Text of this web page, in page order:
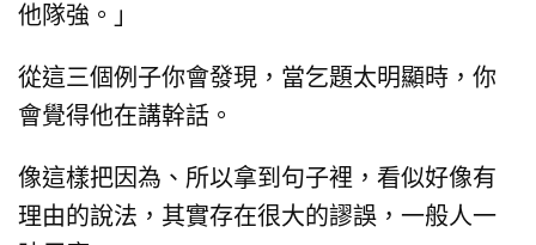
他隊強。」
從這三個例子你會發現， 當乞題太明顯時，你
會覺得他在講幹話。
像這樣把因為、所以拿到句子裡， 看似好像有
理由的說法， 其實存在很大的謬誤， 一般人一